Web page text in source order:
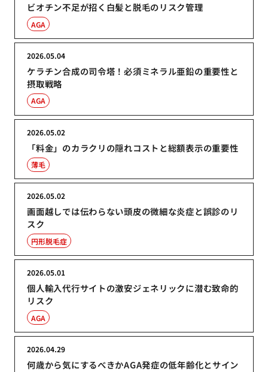
ビオチン不足が招く白髪と脱毛のリスク管理
AGA
ケラチン合成の司令塔！必須ミネラル亜鉛の重要性と
摂取戦略
2026.05.04
AGA
「料金」のカラクリの隠れコストと総額表示の重要性
2026.05.02
薄毛
画面越しでは伝わらない頭皮の微細な炎症と誤診のリ
スク
2026.05.02
円形脱毛症
個人輸入代行サイトの激安ジェネリックに潜む致命的
リスク
2026.05.01
AGA
何歳から気にするべきかAGA発症の低年齢化とサイン
2026.04.29